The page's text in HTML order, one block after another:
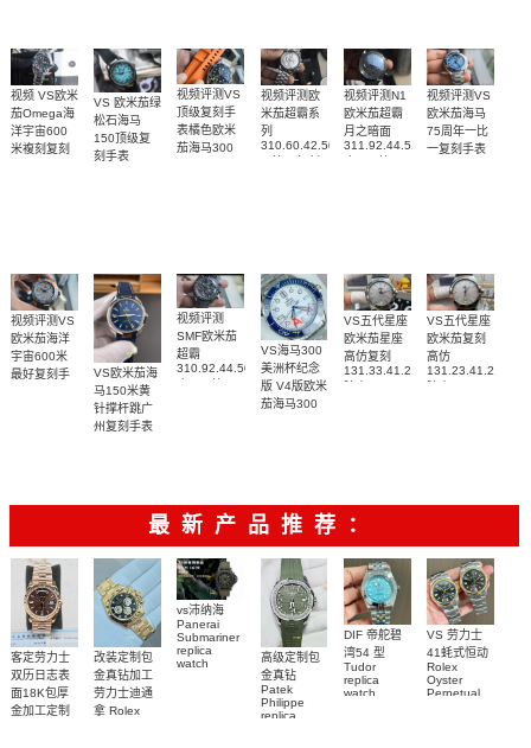
视频 VS欧米
茄Omega海
洋宇宙600
米複刻复刻
VS 欧米茄绿
松石海马
150顶级复
刻手表
视频评测VS
顶级复刻手
表橘色欧米
茄海马300
视频评测欧
米茄超霸系
列
310.60.42.50.02.001
视频评测N1
欧米茄超霸
月之暗面
311.92.44.51.01.005
视频评测VS
欧米茄海马
75周年一比
一复刻手表
视频评测VS
欧米茄海洋
宇宙600米
最好复刻手
215.92.44.21.99.001
VS欧米茄海
马150米黄
针撑杆跳广
州复刻手表
视频评测
SMF欧米茄
超霸
310.92.44.50.06.001
VS海马300
美洲杯纪念
版 V4版欧米
茄海马300
VS五代星座
欧米茄星座
高仿复刻
131.33.41.21.06.001
VS五代星座
欧米茄复刻
高仿
最新产品推荐：
客定劳力士
双历日志表
面18K包厚
金加工定制
改装定制包
金真钻加工
劳力士迪通
拿 Rolex
vs沛纳海
Panerai
Submariner
replica
watch
高级定制包
金真钻
Patek
Philippe
replica
DIF 帝舵碧
湾54 型
Tudor
replica
watch
VS 劳力士
41蚝式恒动
Rolex
Oyster
Perpetual